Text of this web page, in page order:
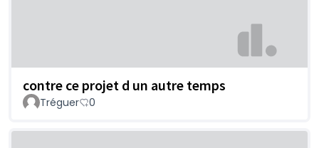
contre ce projet d un autre temps
Tréguer 0